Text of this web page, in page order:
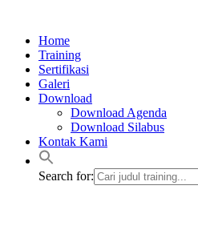
kontenHome
Training
Sertifikasi
Galeri
Download
Download Agenda
Download Silabus
Kontak Kami
Search for: